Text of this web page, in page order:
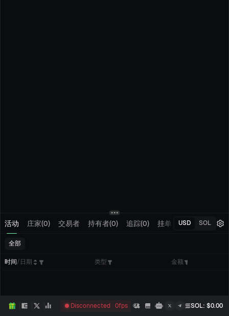
活动 庄家(0) 交易者 持有者(0) 追踪(0) 挂单 我的交易
USD SOL
全部
时间/日期 类型 金额
Disconnected 0fps SOL: $0.00